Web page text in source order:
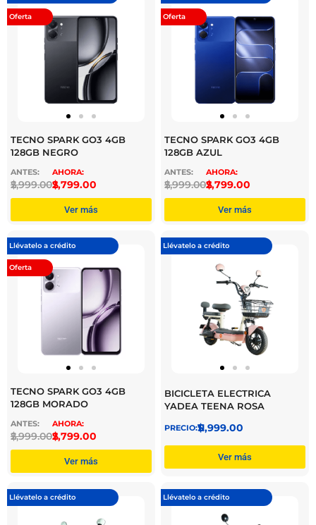
Oferta
TECNO SPARK GO3 4GB
128GB NEGRO
$
2,999.00$
2,799.00
Ver más
Oferta
TECNO SPARK GO3 4GB
128GB AZUL
$
2,999.00$
2,799.00
Ver más
Llévatelo a crédito
Oferta
TECNO SPARK GO3 4GB
128GB MORADO
$
2,999.00$
2,799.00
Ver más
Llévatelo a crédito
BICICLETA ELECTRICA
YADEA TEENA ROSA
$
11,999.00
Ver más
Llévatelo a crédito Llévatelo a crédito